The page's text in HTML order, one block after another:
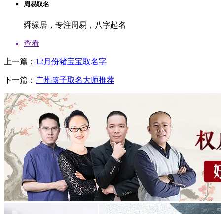
周易取名
舜缘居，专注周易，八字起名
查看
上一篇： 12月份猪宝宝取名字
下一篇： 广州孩子取名大师推荐